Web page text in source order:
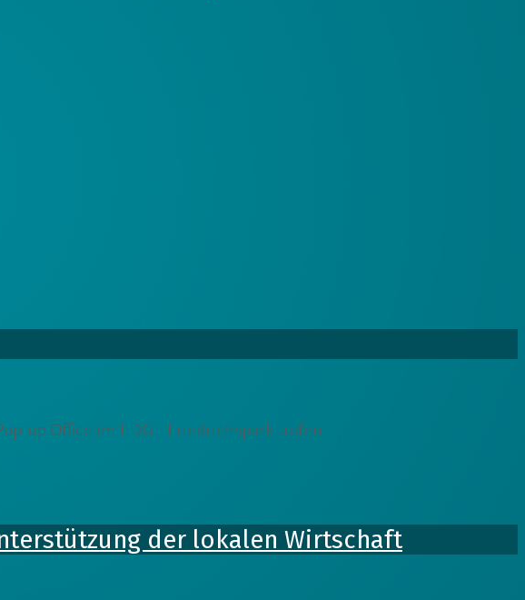
up Office im EDGE Friedrichspark trafen
der lokalen Wirtschaft